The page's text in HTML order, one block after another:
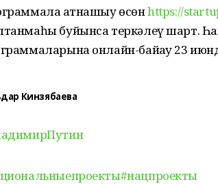
ҡатнашыу өсөнhttps://
буйынса теркәлеү шарт.
онлайн-байҡау 23
Кинзябаева
#нацпроекты